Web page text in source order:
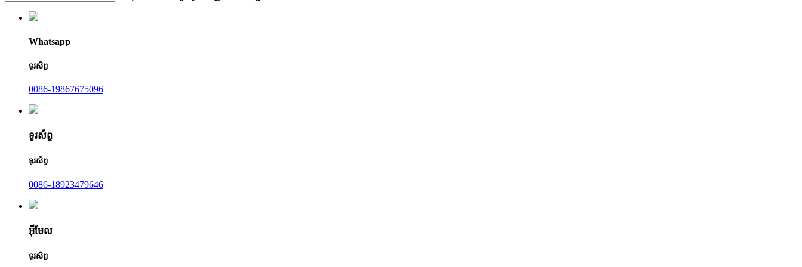
Whatsapp
ទូរស័ព្ទ
0086-19867675096
ទូរស័ព្ទ
ទូរស័ព្ទ
0086-18923479646
អ៊ីមែល
ទូរស័ព្ទ